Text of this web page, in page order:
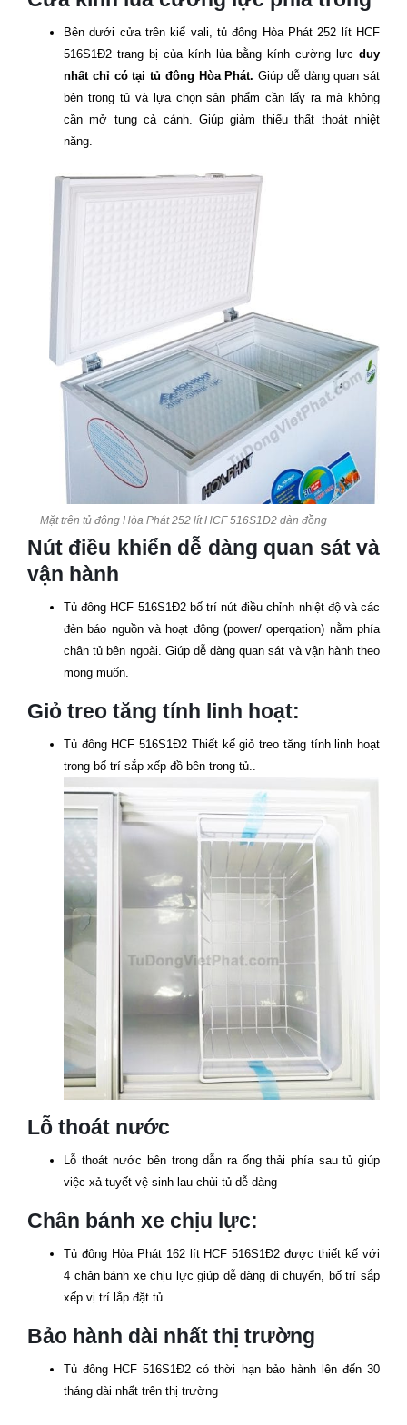
Bên dưới cửa trên kiể vali, tủ đông Hòa Phát 252 lít HCF
516S1Đ2 trang bị của kính lùa bằng kính cường lực duy
nhất chỉ có tại tủ đông Hòa Phát. Giúp dễ dàng quan sát
bên trong tủ và lựa chọn sản phẩm cần lấy ra mà không
cần mở tung cả cánh. Giúp giảm thiểu thất thoát nhiệt
năng.
Mặt trên tủ đông Hòa Phát 252 lítHCF 516S1Đ2 dàn đồng
Nút điều khiển dễ dàng quan sát và
vận hành
Tủ đông HCF 516S1Đ2bố trí nút điều chỉnh nhiệt độ và các
đèn báo nguồn và hoạt động (power/ operqation) nằm phía
chân tủ bên ngoài. Giúp dễ dàng quan sát và vận hành theo
mong muốn.
Giỏ treo tăng tính linh hoạt:
Tủ đông HCF 516S1Đ2 Thiết kế giỏ treo tăng tính linh hoạt
trong bố trí sắp xếp đồ bên trong tủ..
Lỗ thoát nước
Lỗ thoát nước bên trong dẫn ra ống thải phía sau tủ giúp
việc xả tuyết vệ sinh lau chùi tủ dễ dàng
Chân bánh xe chịu lực:
Tủ đông Hòa Phát 162 lít HCF 516S1Đ2 được thiết kế với
4 chân bánh xe chịu lực giúp dễ dàng di chuyển, bố trí sắp
xếp vị trí lắp đặt tủ.
Bảo hành dài nhất thị trường
Tủ đông HCF 516S1Đ2 có thời hạn bảo hành lên đến 30
tháng dài nhất trên thị trường